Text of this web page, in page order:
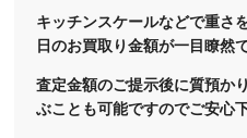
キッチンスケールなどで重さ
日のお買取り金額が一目瞭然
査定金額のご提示後に質預か
ぶことも可能ですのでご安心